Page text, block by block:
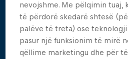
nevojshme. Me pëlqimin tuaj,
të përdorë skedarë shtesë
palëve të treta) ose
pasur një funksionim të mirë
qëllime marketingu dhe për